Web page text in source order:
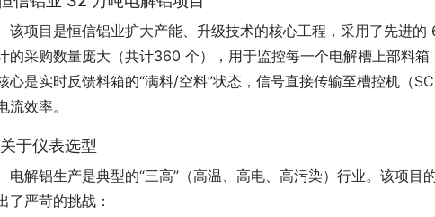
项目是恒信铝业扩大产能、升级技术的核心工程，采用了先进的
的采购数量庞大（共计360 个），用于监控每一个电解槽上部料
心是实时反馈料箱的“满料/空料”状态，信号直接传输至槽控机（
流效率。
于仪表选型
解铝生产是典型的“三高”（高温、高电、高污染）行业。该项目
了严苛的挑战：